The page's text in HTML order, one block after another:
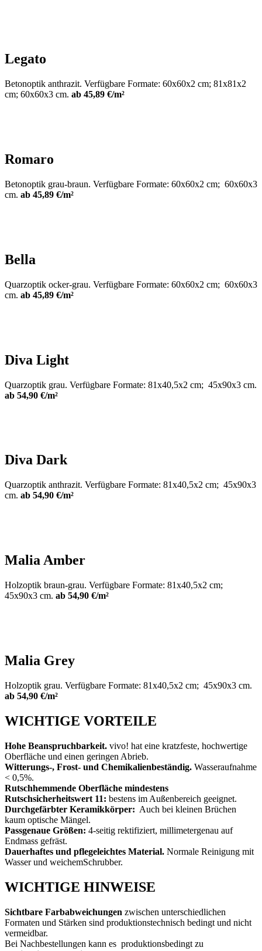
Legato
Betonoptik anthrazit. Verfügbare Formate: 60x60x2 cm; 81x81x2
cm; 60x60x3 cm. ab 45,89 €/m²
Romaro
Betonoptik grau-braun. Verfügbare Formate: 60x60x2 cm; 60x60x3
cm. ab 45,89 €/m²
Bella
Quarzoptik ocker-grau. Verfügbare Formate: 60x60x2 cm; 60x60x3
cm. ab 45,89 €/m²
Diva Light
Quarzoptik grau. Verfügbare Formate: 81x40,5x2 cm; 45x90x3 cm.
ab 54,90 €/m²
Diva Dark
Quarzoptik anthrazit. Verfügbare Formate: 81x40,5x2 cm; 45x90x3
cm. ab 54,90 €/m²
Malia Amber
Holzoptik braun-grau. Verfügbare Formate: 81x40,5x2 cm;
45x90x3 cm. ab 54,90 €/m²
Malia Grey
Holzoptik grau. Verfügbare Formate: 81x40,5x2 cm; 45x90x3 cm.
ab 54,90 €/m²
WICHTIGE VORTEILE
Hohe Beanspruchbarkeit. vivo! hat eine kratzfeste, hochwertige
Oberfläche und einen geringen Abrieb.
Witterungs-, Frost- und Chemikalienbeständig. Wasseraufnahme
< 0,5%.
Rutschhemmende Oberfläche mindestens
Rutschsicherheitswert 11: bestens im Außenbereich geeignet.
Durchgefärbter Keramikkörper: Auch bei kleinen Brüchen
kaum optische Mängel.
Passgenaue Größen: 4-seitig rektifiziert, millimetergenau auf
Endmass gefräst.
Dauerhaftes und pflegeleichtes Material. Normale Reinigung mit
Wasser und weichemSchrubber.
WICHTIGE HINWEISE
Sichtbare Farbabweichungen zwischen unterschiedlichen
Formaten und Stärken sind produktionstechnisch bedingt und nicht
vermeidbar.
Bei Nachbestellungen kann es produktionsbedingt zu